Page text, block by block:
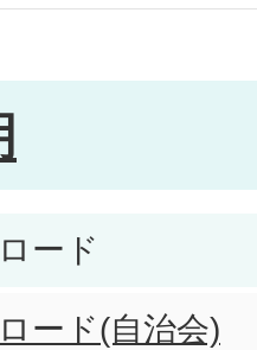
スや福祉医療
必要ですか?(
で住所が変わ
?(精神障害者
スや福祉医療
ード
ード(自治会)